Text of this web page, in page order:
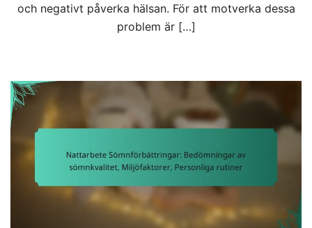
och negativt påverka hälsan. För att motverka dessa
problem är […]